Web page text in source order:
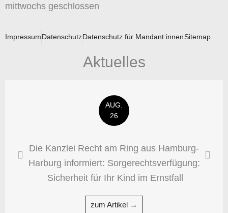
mittwochs geschlossen
ImpressumDatenschutzDatenschutz für Mandant:innenSitemap
Aktuelles
AUG.
26
Die Kanzlei Recht am Ring aus Hamburg-
Harburg informiert: Sorgerechtsverfügung:
Sicherheit für Ihr Kind im Ernstfall
zum Artikel →